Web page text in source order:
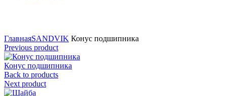
ГлавнаяSANDVIK Конус подшипника
Previous product
Конус подшипника
Back to products
Next product